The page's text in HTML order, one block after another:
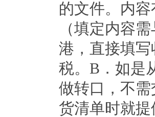
的文件。内
（填定内容
港，直接填
税。B．如是
做转口，不
货清单时就